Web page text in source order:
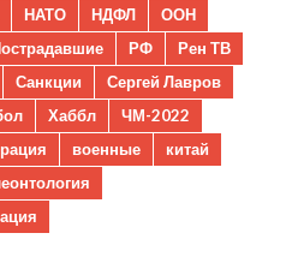
НАТО НДФЛ
ООН
РФ
Рен ТВ
Санкции
Сергей Лавров
Хаббл
ЧМ-2022
военные
китай